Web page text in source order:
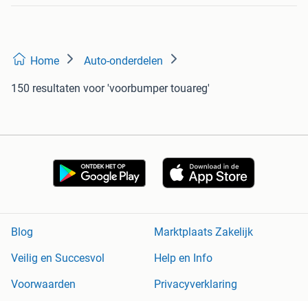
Home Auto-onderdelen
150 resultaten voor 'voorbumper touareg'
Blog
Marktplaats Zakelijk
Veilig en Succesvol
Help en Info
Voorwaarden
Privacyverklaring